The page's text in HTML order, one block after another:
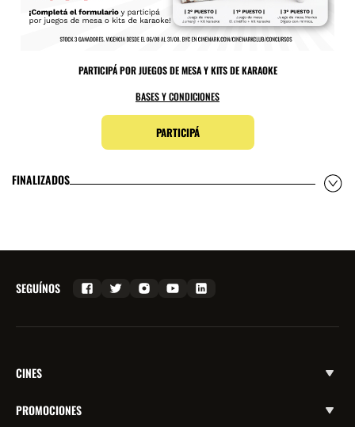
PARTICIPÁ POR JUEGOS DE MESA Y KITS DE KARAOKE
BASES Y CONDICIONES
PARTICIPÁ
FINALIZADOS
SEGUÍNOS
CINES
PROMOCIONES